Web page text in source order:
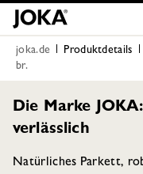
joka.de Produktdetails
br.
Die Marke
verlässlich
Natürliches Parkett,